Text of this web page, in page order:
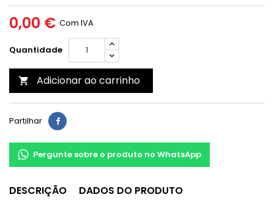
0,00 € Com IVA
Quantidade
 Adicionar ao carrinho
Partilhar
Pergunte sobre o produto no WhatsApp
DESCRIÇÃO DADOS DO PRODUTO